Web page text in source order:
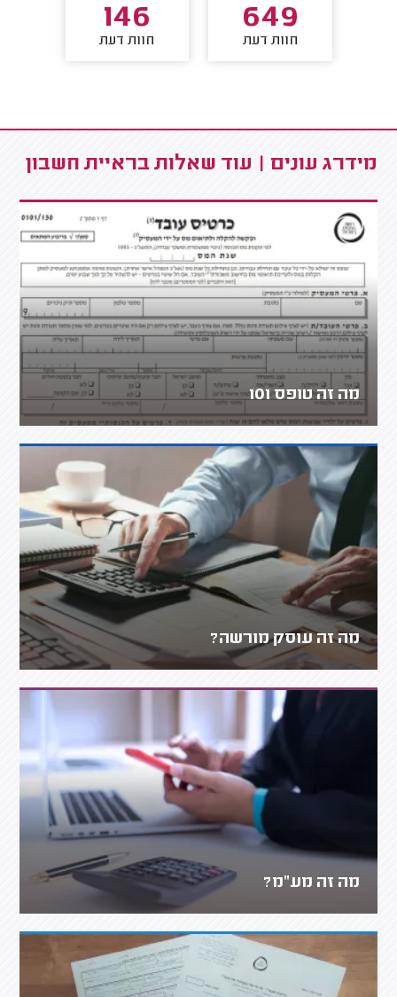
649
חוות דעת
146
חוות דעת
מידרג עונים | עוד שאלות בראיית חשבון
מה זה טופס 101
מה זה עוסק מורשה?
מה זה מע"מ?